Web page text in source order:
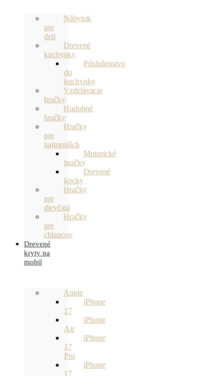
Nábytok
pre
deti
Drevené
kuchynky
Príslušenstvo
do
kuchynky
Vzdelávacie
hračky
Hudobné
hračky
Hračky
pre
najmenších
Motorické
hračky
Drevené
kocky
Hračky
pre
dievčatá
Hračky
pre
chlapcov
Drevené
kryty na
mobil
Apple
iPhone
17
iPhone
Air
iPhone
17
Pro
iPhone
17